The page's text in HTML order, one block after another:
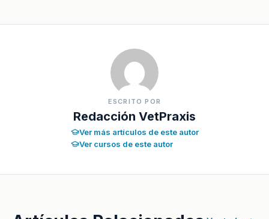
ESCRITO POR
Redacción VetPraxis
Ver más artículos de este autor
Ver cursos de este autor